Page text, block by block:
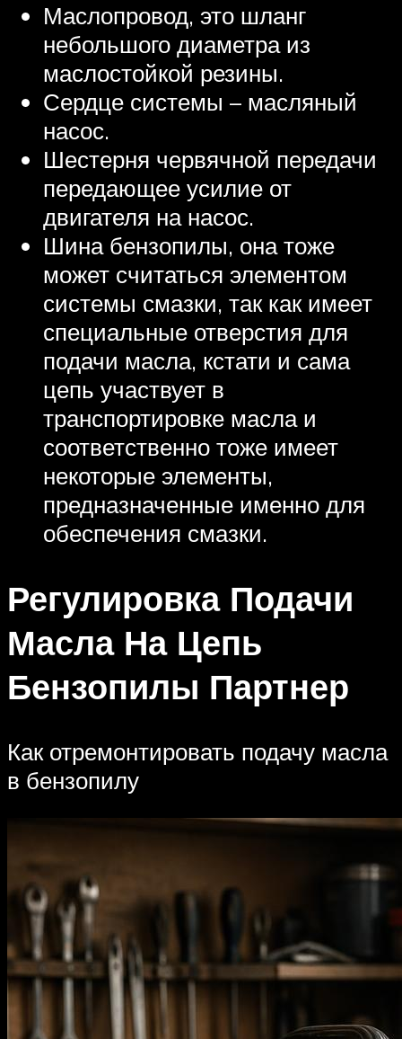
Маслопровод, это шланг
небольшого диаметра из
маслостойкой резины.
Сердце системы – масляный
насос.
Шестерня червячной передачи
передающее усилие от
двигателя на насос.
Шина бензопилы, она тоже
может считаться элементом
системы смазки, так как имеет
специальные отверстия для
подачи масла, кстати и сама
цепь участвует в
транспортировке масла и
соответственно тоже имеет
некоторые элементы,
предназначенные именно для
обеспечения смазки.
Регулировка Подачи
Масла На Цепь
Бензопилы Партнер
Как отремонтировать подачу масла
в бензопилу